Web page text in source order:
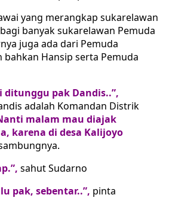
yang merangkap sukarelawan
banyak sukarelawan Pemuda
juga ada dari Pemuda
Hansip serta Pemuda
ditunggu pak Dandis..”,
adalah Komandan Distrik
malam mau diajak
karena di desa Kalijoyo
sahut Sudarno
pak, sebentar..”, pinta